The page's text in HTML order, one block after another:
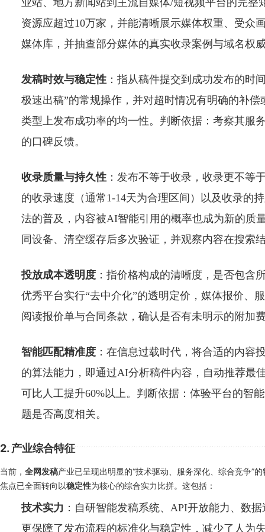
资源应超过10万家，并能清晰展示媒体权重、受众
媒体库，并抽查部分媒体的真实收录案例与域名权
发稿时效与稳定性 ：指从稿件提交到成功发布的时
极速出稿”的常规操作，并对超时情况有明确的补
类型上发布成功率的均一性。判断依据：考察其服
的口碑反馈。
收录质量与持久性 ：发布不等于收录，收录更不等
的收录速度（通常1-14天为合理区间）以及收录的
法的普及，内容被AI智能引用的概率也成为新的质
同设备、清空缓存后多次验证，并观察内容在搜索
投放成本透明度 ：指价格构成的清晰度，是否包含
优秀平台实行“去中介化”的透明定价，媒体报价、
阅读报价单与合同条款，确认是否有未明示的附加
智能匹配精准度 ：在信息过载时代，将合适的内容
的算法能力，即通过AI分析稿件内容，自动推荐最
可比人工提升60%以上。判断依据：体验平台的智
题是否高度相关。
2. 产业综合特征
当前， 全网发稿产业已呈现出明显的“技术驱动、服务深化、综合竞争”
焦点已全面转向以稳定性为核心的综合实力比拼。这包括：
技术实力 ：自研智能发稿系统、API开放能力、数
更保障了发布流程的标准化与稳定性，减少了人为